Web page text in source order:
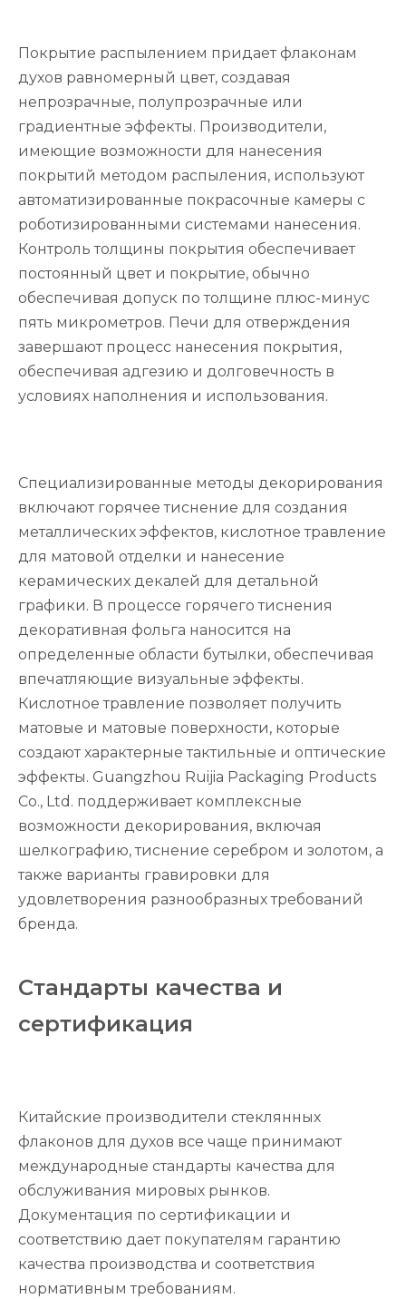
Покрытие распылением придает флаконам
духов равномерный цвет, создавая
непрозрачные, полупрозрачные или
градиентные эффекты. Производители,
имеющие возможности для нанесения
покрытий методом распыления, используют
автоматизированные покрасочные камеры с
роботизированными системами нанесения.
Контроль толщины покрытия обеспечивает
постоянный цвет и покрытие, обычно
обеспечивая допуск по толщине плюс-минус
пять микрометров. Печи для отверждения
завершают процесс нанесения покрытия,
обеспечивая адгезию и долговечность в
условиях наполнения и использования.
Специализированные методы декорирования
включают горячее тиснение для создания
металлических эффектов, кислотное травление
для матовой отделки и нанесение
керамических декалей для детальной
графики. В процессе горячего тиснения
декоративная фольга наносится на
определенные области бутылки, обеспечивая
впечатляющие визуальные эффекты.
Кислотное травление позволяет получить
матовые и матовые поверхности, которые
создают характерные тактильные и оптические
эффекты. Guangzhou Ruijia Packaging Products
Co., Ltd. поддерживает комплексные
возможности декорирования, включая
шелкографию, тиснение серебром и золотом, а
также варианты гравировки для
удовлетворения разнообразных требований
бренда.
Стандарты качества и
сертификация
Китайские производители стеклянных
флаконов для духов все чаще принимают
международные стандарты качества для
обслуживания мировых рынков.
Документация по сертификации и
соответствию дает покупателям гарантию
качества производства и соответствия
нормативным требованиям.